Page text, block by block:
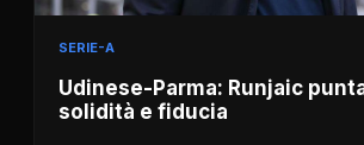
SERIE-A
Udinese-Parma: Runjaic
solidità e fiducia